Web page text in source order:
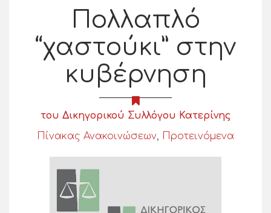
Πολλαπλό
“χαστούκι” στην
κυβέρνηση
του Δικηγορικού Συλλόγου Κατερίνης
Πίνακας Ανακοινώσεων, Προτεινόμενα